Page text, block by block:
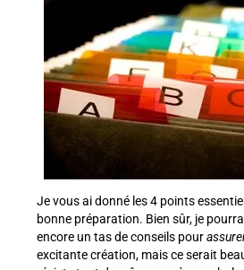
Je vous ai donné les 4 points
bonne préparation. Bien sûr, je
encore un tas de conseils pour
excitante création, mais ce serait